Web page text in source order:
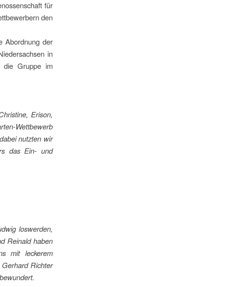
für
den
Abordnung der
in
die Gruppe im
Erison,
Wettbewerb
nutzten wir
das Ein- und
loswerden,
Reinald haben
mit leckerem
Richter